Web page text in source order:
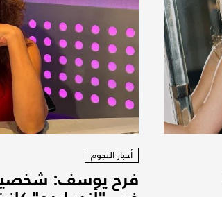
أخبار النجوم
فرح يوسف: